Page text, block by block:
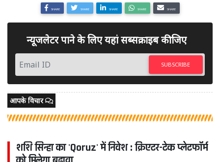
SHARE SHARE SHARE SHARE SHARE
न्यूजलेटर पाने के लिए यहां सब्सक्राइब कीजिए
SUBSCRIBE
आपके विचार
शशि सिन्हा का 'Qoruz' में निवेश : क्रिएटर-टेक प्लेटफॉर्म